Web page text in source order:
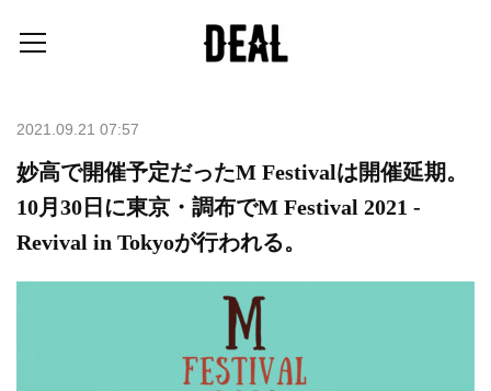
2021.09.21 07:57
妙高で開催予定だったM Festivalは開催延期。
10月30日に東京・調布でM Festival 2021 -
Revival in Tokyoが行われる。